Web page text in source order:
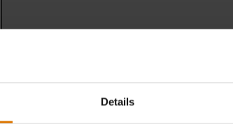
Details
Wat heb je nodig?